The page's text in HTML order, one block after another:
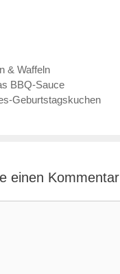
& Waffeln
BBQ-Sauce
Geburtstagskuchen
einen Kommentar